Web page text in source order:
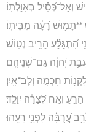
וְאַל־כְּ֝סִ֗יל בְּאִוַּלְתּֽוֹ׃
רָ֝עָ֗ה מִבֵּיתֽוֹ׃
הִ֝תְגַּלַּ֗ע הָרִ֥יב נְטֽוֹשׁ׃
יְ֝הוָ֗ה גַּם־שְׁנֵיהֶֽם׃
חָכְמָ֣ה וְלֶב־אָֽיִן׃
וְאָ֥ח לְ֝צָרָ֗ה יִוָּלֵֽד׃
עֲ֝רֻבָּ֗ה לִפְנֵ֥י רֵעֵֽהוּ׃